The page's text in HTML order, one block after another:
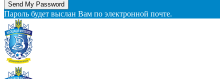
Пароль будет выслан Вам по электронной почте.